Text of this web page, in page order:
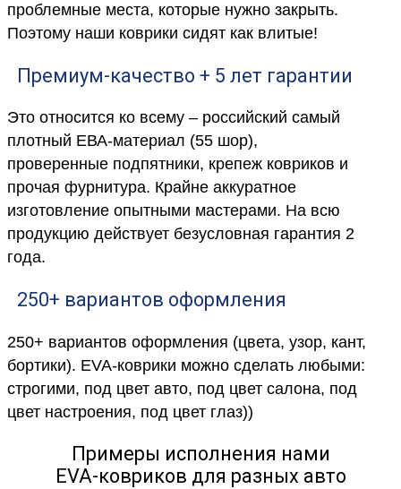
проблемные места, которые нужно закрыть.
Поэтому наши коврики сидят как влитые!
Премиум-качество + 5 лет гарантии
Это относится ко всему – российский самый
плотный ЕВА-материал (55 шор),
проверенные подпятники, крепеж ковриков и
прочая фурнитура. Крайне аккуратное
изготовление опытными мастерами. На всю
продукцию действует безусловная гарантия 2
года.
250+ вариантов оформления
250+ вариантов оформления (цвета, узор, кант,
бортики). EVA-коврики можно сделать любыми:
строгими, под цвет авто, под цвет салона, под
цвет настроения, под цвет глаз))
Примеры исполнения нами
EVA-ковриков для разных авто